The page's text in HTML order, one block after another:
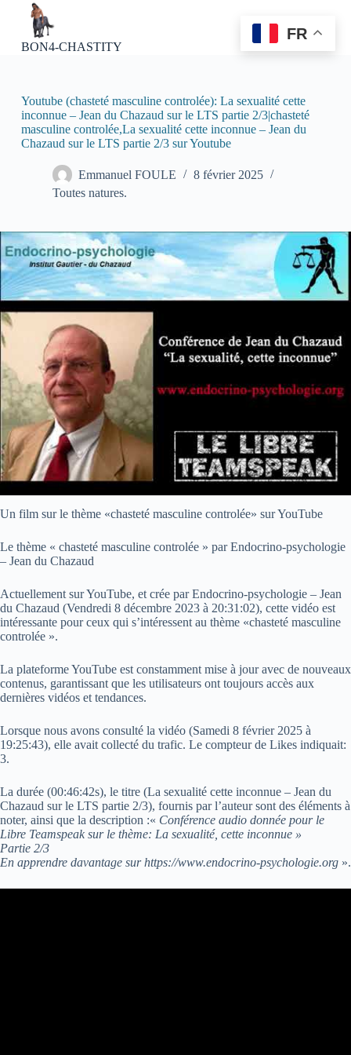
u
o
BON4-CHASTITY
Youtube (chasteté masculine controlée): La sexualité cette
inconnue – Jean du Chazaud sur le LTS partie 2/3|chasteté
masculine controlée,La sexualité cette inconnue – Jean du
Chazaud sur le LTS partie 2/3 sur Youtube
Emmanuel FOULE
8 février 2025
Toutes natures.
Un film sur le thème «chasteté masculine controlée» sur YouTube
Le thème « chasteté masculine controlée » par Endocrino-psychologie
– Jean du Chazaud
Actuellement sur YouTube, et crée par Endocrino-psychologie – Jean
du Chazaud (Vendredi 8 décembre 2023 à 20:31:02), cette vidéo est
intéressante pour ceux qui s’intéressent au thème «chasteté masculine
controlée ».
La plateforme YouTube est constamment mise à jour avec de nouveaux
contenus, garantissant que les utilisateurs ont toujours accès aux
dernières vidéos et tendances.
Lorsque nous avons consulté la vidéo (Samedi 8 février 2025 à
19:25:43), elle avait collecté du trafic. Le compteur de Likes indiquait:
3.
La durée (00:46:42s), le titre (La sexualité cette inconnue – Jean du
Chazaud sur le LTS partie 2/3), fournis par l’auteur sont des éléments à
noter, ainsi que la description :« Conférence audio donnée pour le
Libre Teamspeak sur le thème: La sexualité, cette inconnue »
Partie 2/3
En apprendre davantage sur https://www.endocrino-psychologie.org ».
FR